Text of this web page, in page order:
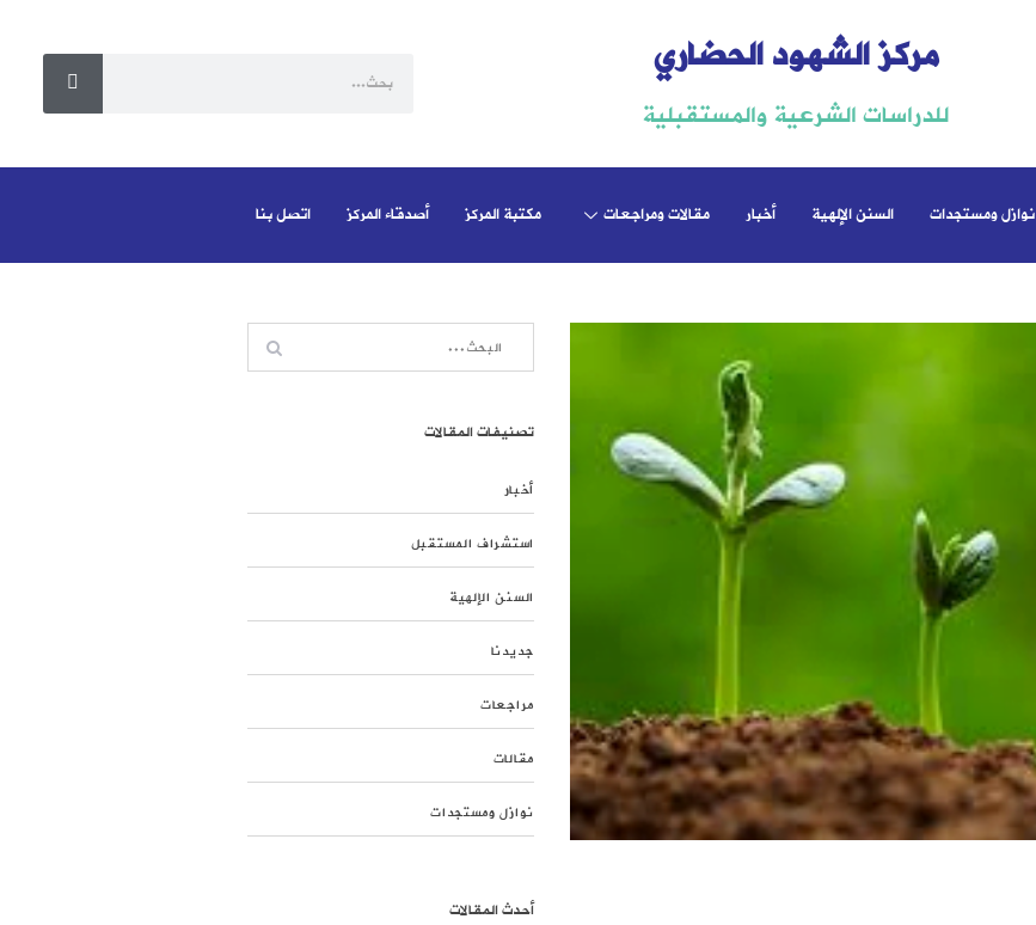
مركز الشهود الحضاري
للدراسات الشرعية والمستقبلية
نوازل ومستجدات السنن الإلهية أخبار مقالات ومراجعات مكتبة المركز أصدقاء المركز اتصل بنا
تصنيفات المقالات
أخبار
استشراف المستقبل
السنن الإلهية
جديدنا
مراجعات
مقالات
نوازل ومستجدات
أحدث المقالات